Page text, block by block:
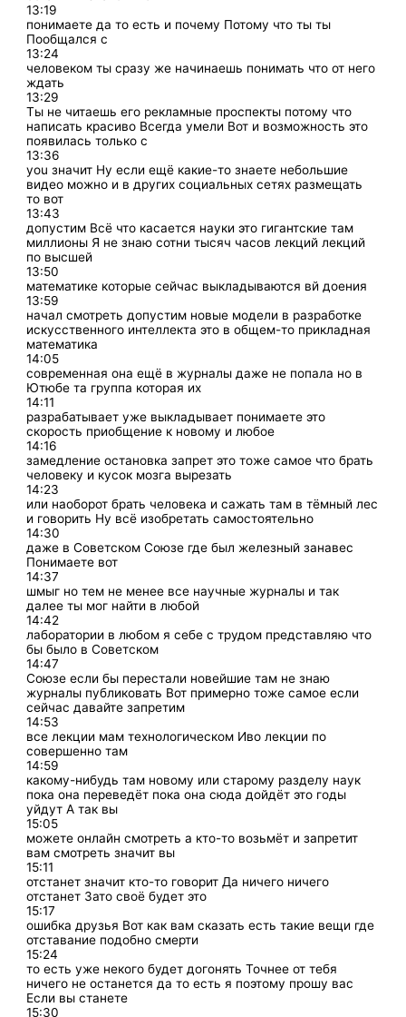
13:19
понимаете да то есть и почему Потому что ты ты
Пообщался с
13:24
человеком ты сразу же начинаешь понимать что от него
ждать
13:29
Ты не читаешь его рекламные проспекты потому что
написать красиво Всегда умели Вот и возможность это
появилась только с
13:36
you значит Ну если ещё какие-то знаете небольшие
видео можно и в других социальных сетях размещать
то вот
13:43
допустим Всё что касается науки это гигантские там
миллионы Я не знаю сотни тысяч часов лекций лекций
по высшей
13:50
математике которые сейчас выкладываются вй доения
13:59
начал смотреть допустим новые модели в разработке
искусственного интеллекта это в общем-то прикладная
математика
14:05
современная она ещё в журналы даже не попала но в
Ютюбе та группа которая их
14:11
разрабатывает уже выкладывает понимаете это
скорость приобщение к новому и любое
14:16
замедление остановка запрет это тоже самое что брать
человеку и кусок мозга вырезать
14:23
или наоборот брать человека и сажать там в тёмный лес
и говорить Ну всё изобретать самостоятельно
14:30
даже в Советском Союзе где был железный занавес
Понимаете вот
14:37
шмыг но тем не менее все научные журналы и так
далее ты мог найти в любой
14:42
лаборатории в любом я себе с трудом представляю что
бы было в Советском
14:47
Союзе если бы перестали новейшие там не знаю
журналы публиковать Вот примерно тоже самое если
сейчас давайте запретим
14:53
все лекции мам технологическом Иво лекции по
совершенно там
14:59
какому-нибудь там новому или старому разделу наук
пока она переведёт пока она сюда дойдёт это годы
уйдут А так вы
15:05
можете онлайн смотреть а кто-то возьмёт и запретит
вам смотреть значит вы
15:11
отстанет значит кто-то говорит Да ничего ничего
отстанет Зато своё будет это
15:17
ошибка друзья Вот как вам сказать есть такие вещи где
отставание подобно смерти
15:24
то есть уже некого будет догонять Точнее от тебя
ничего не останется да то есть я поэтому прошу вас
Если вы станете
15:30